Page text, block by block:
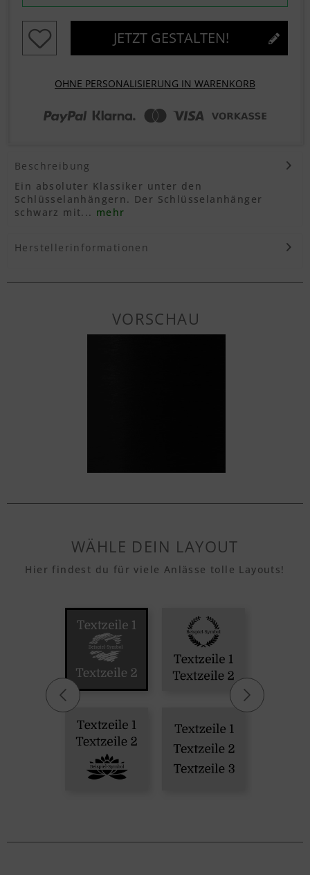
JETZT GESTALTEN!
OHNE PERSONALISIERUNG IN WARENKORB
Beschreibung
Ein absoluter Klassiker unter den
Schlüsselanhängern. Der Schlüsselanhänger
schwarz mit... mehr
Herstellerinformationen
VORSCHAU
WÄHLE DEIN LAYOUT
Hier findest du für viele Anlässe tolle Layouts!